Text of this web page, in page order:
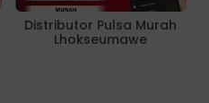
Distributor Pulsa Murah
Lhokseumawe